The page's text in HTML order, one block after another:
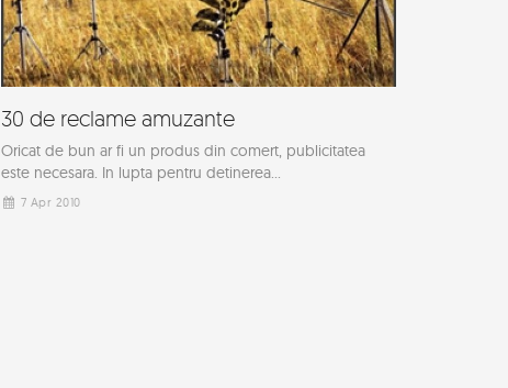
30 de reclame amuzante
Oricat de bun ar fi un produs din comert, publicitatea
este necesara. In lupta pentru detinerea...
7 Apr 2010